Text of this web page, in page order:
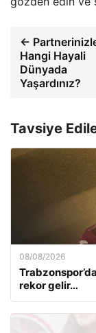
←
Hangi Hayali
Dünyada
Yaşardınız?
Tavsiye
08/08/2026
rekor gelir…